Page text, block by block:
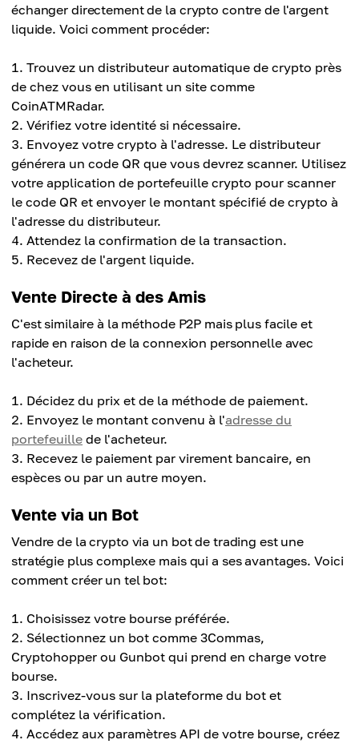
échanger directement de la crypto contre de l'argent
liquide. Voici comment procéder:
Trouvez un distributeur automatique de crypto près
de chez vous en utilisant un site comme
CoinATMRadar.
Vérifiez votre identité si nécessaire.
Envoyez votre crypto à l'adresse. Le distributeur
générera un code QR que vous devrez scanner. Utilisez
votre application de portefeuille crypto pour scanner
le code QR et envoyer le montant spécifié de crypto à
l'adresse du distributeur.
Attendez la confirmation de la transaction.
Recevez de l'argent liquide.
Vente Directe à des Amis
C'est similaire à la méthode P2P mais plus facile et
rapide en raison de la connexion personnelle avec
l'acheteur.
Décidez du prix et de la méthode de paiement.
Envoyez le montant convenu à l'adresse du
portefeuille de l'acheteur.
Recevez le paiement par virement bancaire, en
espèces ou par un autre moyen.
Vente via un Bot
Vendre de la crypto via un bot de trading est une
stratégie plus complexe mais qui a ses avantages. Voici
comment créer un tel bot:
Choisissez votre bourse préférée.
Sélectionnez un bot comme 3Commas,
Cryptohopper ou Gunbot qui prend en charge votre
bourse.
Inscrivez-vous sur la plateforme du bot et
complétez la vérification.
Accédez aux paramètres API de votre bourse, créez